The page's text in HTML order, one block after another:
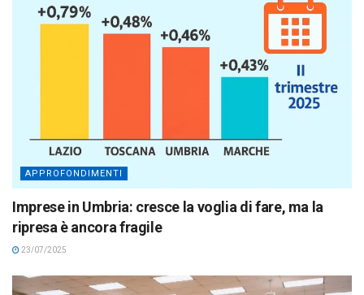
APPROFONDIMENTI
Imprese in Umbria: cresce la voglia di fare, ma la
ripresa è ancora fragile
23/07/2025